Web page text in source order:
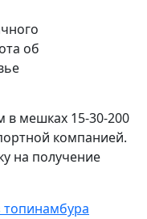
об
мешках 15-30-200
компанией.
на получение
топинамбура